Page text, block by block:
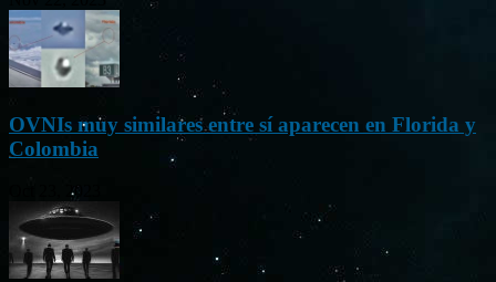
OVNIs muy similares entre sí aparecen en Florida y
Colombia
Oct 23, 2023